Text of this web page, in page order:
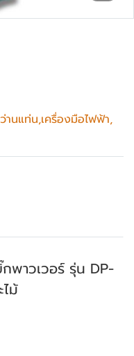
านแท่น,เครื่องมือไฟฟ้า,
พาวเวอร์ รุ่น DP-
ม้